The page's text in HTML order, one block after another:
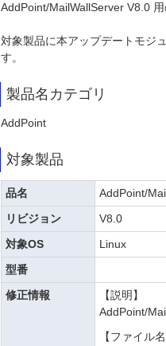
AddPoint/MailWallServer V8.0
対象製品に本アップデートモジ
す。
製品名カテゴリ
AddPoint
対象製品
品名
AddPoint/
リビジョン
V8.0
対象OS
Linux
型番
修正情報
【説明】
AddPoint/
【ファイル